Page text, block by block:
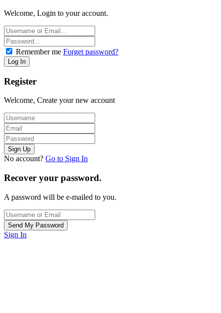
Welcome, Login to your account.
Remember me Forget password?
Register
Welcome, Create your new account
No account? Go to Sign In
Recover your password.
A password will be e-mailed to you.
Sign In